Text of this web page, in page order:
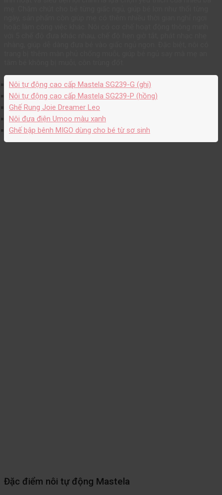
Nôi tự động cao cấp Mastela SG239-G (ghi)
Nôi tự động cao cấp Mastela SG239-P (hồng)
Ghế Rung Joie Dreamer Leo
Nôi đưa điện Umoo màu xanh
Ghế bập bênh MIGO dùng cho bé từ sơ sinh
Đặc điểm nôi tự động Mastela